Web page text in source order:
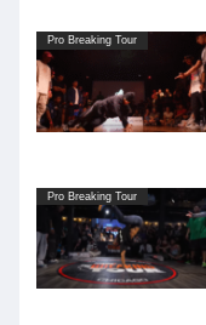
Pro Breaking Tour
Pro Breaking Tour